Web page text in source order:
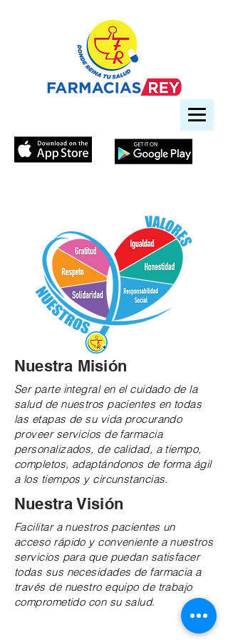
Nuestra Misión
Ser parte integral en el cuidado de la
salud de nuestros pacientes en todas
las etapas de su vida procurando
proveer servicios de farmacia
personalizados, de calidad, a tiempo,
completos, adaptándonos de forma ágil
a los tiempos y circunstancias.
Nuestra Visión
Facilitar a nuestros pacientes un
acceso rápido y conveniente a nuestros
servicios para que puedan satisfacer
todas sus necesidades de farmacia a
través de nuestro equipo de trabajo
comprometido con su salud.